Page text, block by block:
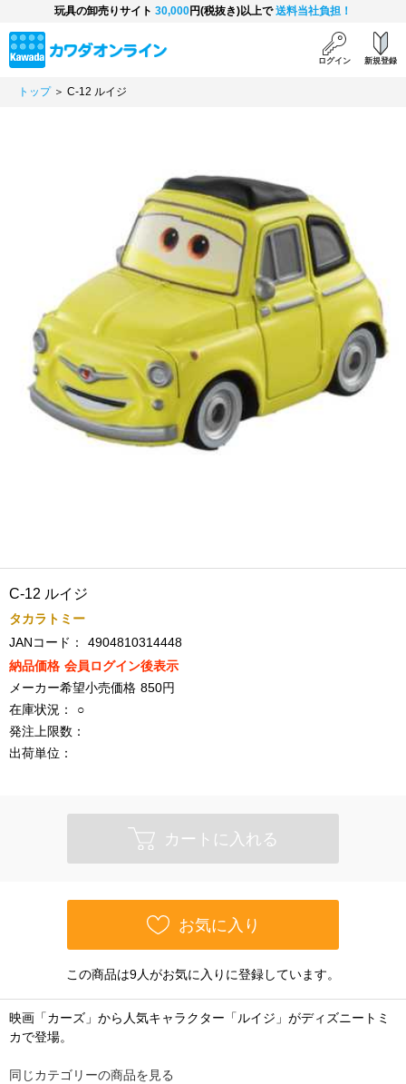
玩具の卸売りサイト 30,000円(税抜き)以上で送料当社負担！
ログイン 新規登録
トップ＞ C-12 ルイジ
C-12 ルイジ
タカラトミー
JANコード：
4904810314448
納品価格 会員ログイン後表示
メーカー希望小売価格 850円
在庫状況：
○
発注上限数：
出荷単位：
カートに入れる
お気に入り
この商品は9人がお気に入りに登録しています。
映画「カーズ」から人気キャラクター「ルイジ」がディズニートミ
カで登場。
同じカテゴリーの商品を見る